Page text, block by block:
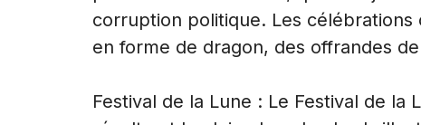
corruption politique. Les
en forme de dragon, des offrandes
Festival de la Lune : Le Festival de la